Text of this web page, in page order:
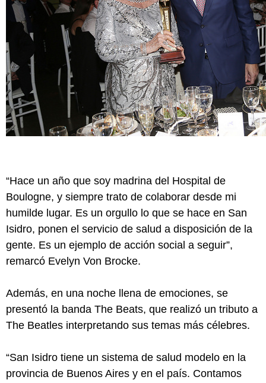
“Hace un año que soy madrina del Hospital de
Boulogne, y siempre trato de colaborar desde mi
humilde lugar. Es un orgullo lo que se hace en San
Isidro, ponen el servicio de salud a disposición de la
gente. Es un ejemplo de acción social a seguir”,
remarcó Evelyn Von Brocke.
Además, en una noche llena de emociones, se
presentó la banda The Beats, que realizó un tributo a
The Beatles interpretando sus temas más célebres.
“San Isidro tiene un sistema de salud modelo en la
provincia de Buenos Aires y en el país. Contamos